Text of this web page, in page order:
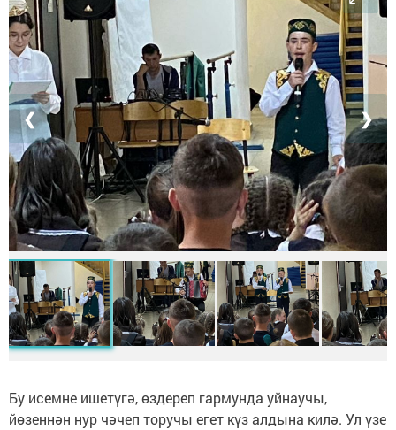
❮ ❯
Бу исемне ишетүгә, өздереп гармунда уйнаучы,
йөзеннән нур чәчеп торучы егет күз алдына килә. Ул үзе